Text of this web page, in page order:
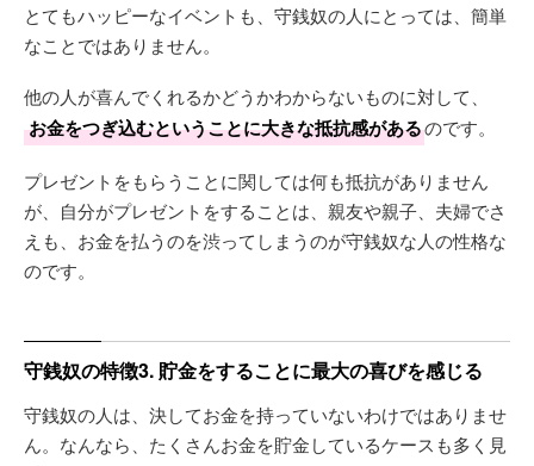
とてもハッピーなイベントも、守銭奴の人にとっては、簡単
なことではありません。
他の人が喜んでくれるかどうかわからないものに対して、
お金をつぎ込むということに大きな抵抗感があるのです。
プレゼントをもらうことに関しては何も抵抗がありません
が、自分がプレゼントをすることは、親友や親子、夫婦でさ
えも、お金を払うのを渋ってしまうのが守銭奴な人の性格な
のです。
守銭奴の特徴3. 貯金をすることに最大の喜びを感じる
守銭奴の人は、決してお金を持っていないわけではありませ
ん。なんなら、たくさんお金を貯金しているケースも多く見